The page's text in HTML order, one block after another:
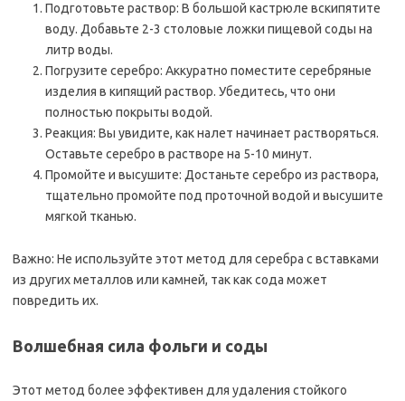
Подготовьте раствор: В большой кастрюле вскипятите
воду. Добавьте 2-3 столовые ложки пищевой соды на
литр воды.
Погрузите серебро: Аккуратно поместите серебряные
изделия в кипящий раствор. Убедитесь, что они
полностью покрыты водой.
Реакция: Вы увидите, как налет начинает растворяться.
Оставьте серебро в растворе на 5-10 минут.
Промойте и высушите: Достаньте серебро из раствора,
тщательно промойте под проточной водой и высушите
мягкой тканью.
Важно: Не используйте этот метод для серебра с вставками
из других металлов или камней, так как сода может
повредить их.
Волшебная сила фольги и соды
Этот метод более эффективен для удаления стойкого